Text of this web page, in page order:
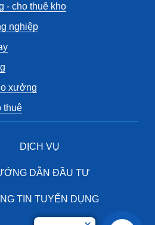
- cho thuê kho
nghiệp
xưởng
thuê
DỊCH VỤ
DẪN ĐẦU TƯ
TIN TUYỂN DỤNG